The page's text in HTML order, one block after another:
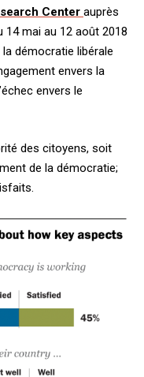
Center auprès
14 mai au 12 août 2018
démocratie libérale
envers la
envers le
des citoyens, soit
de la démocratie;